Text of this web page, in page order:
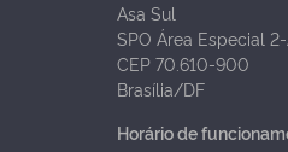
Asa Sul
SPO Área Especial
CEP 70.610-900
Brasília/DF
Horário de